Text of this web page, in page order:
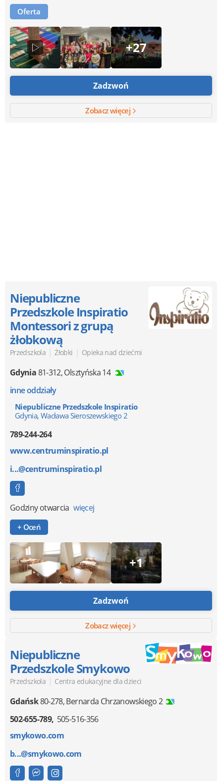
Oferta
+27
Zadzwoń
Zobacz więcej
Niepubliczne
Przedszkole Inspiratio
Montessori z grupą
żłobkową
Przedszkola | Żłobki | Opieka nad dziećmi
Gdynia81-312,Olsztyńska 14
inne oddziały
Niepubliczne Przedszkole Inspiratio
Gdynia, Wacława Sieroszewskiego 2
789-244-264
www.centruminspiratio.pl
i...@centruminspiratio.pl
Godziny otwarcia więcej
+ Oceń
+1
Zadzwoń
Zobacz więcej
Niepubliczne
Przedszkole Smykowo
Przedszkola | Centra edukacyjne dla dzieci
Gdańsk80-278,Bernarda Chrzanowskiego 2
502-655-789 505-516-356
smykowo.com
b...@smykowo.com